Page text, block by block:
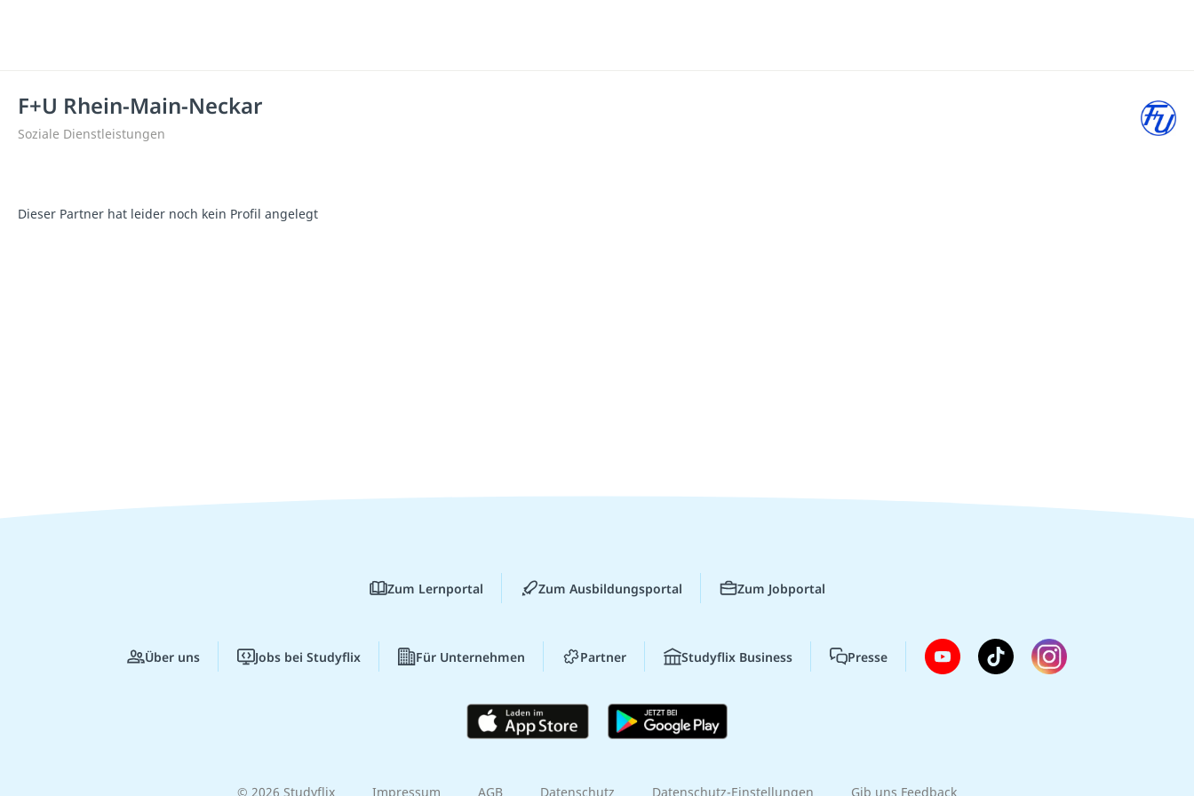
F+U Rhein-Main-Neckar
Soziale Dienstleistungen
Dieser Partner hat leider noch kein Profil angelegt
Zum Lernportal Zum Ausbildungsportal Zum Jobportal
Über uns Jobs bei Studyflix Für Unternehmen Partner Studyflix Business Presse
© 2026 Studyflix Impressum AGB Datenschutz Datenschutz-Einstellungen Gib uns Feedback